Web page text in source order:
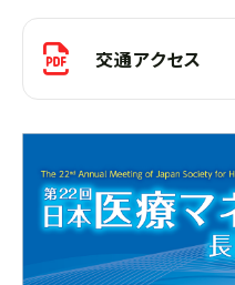
交通アクセス